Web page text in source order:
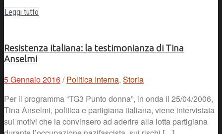
Leggi tutto
Resistenza italiana: la testimonianza di Tina
Anselmi
5 Gennaio 2016/ Politica Interna, Storia
Per il programma “TG3 Punto donna”, in onda il 25/04/2006,
Tina Anselmi, politica e partigiana italiana, viene intervistata
sui motivi che la convinsero ad aderire alla lotta partigiana